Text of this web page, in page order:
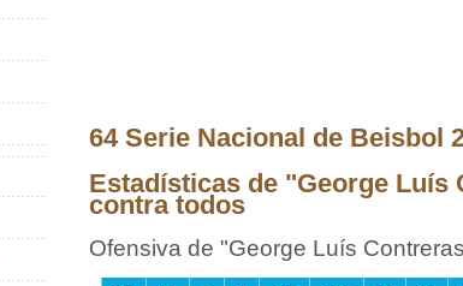
64 Serie Nacional de Beisbol
Estadísticas de "George Luís
contra todos
Ofensiva de "George Luís